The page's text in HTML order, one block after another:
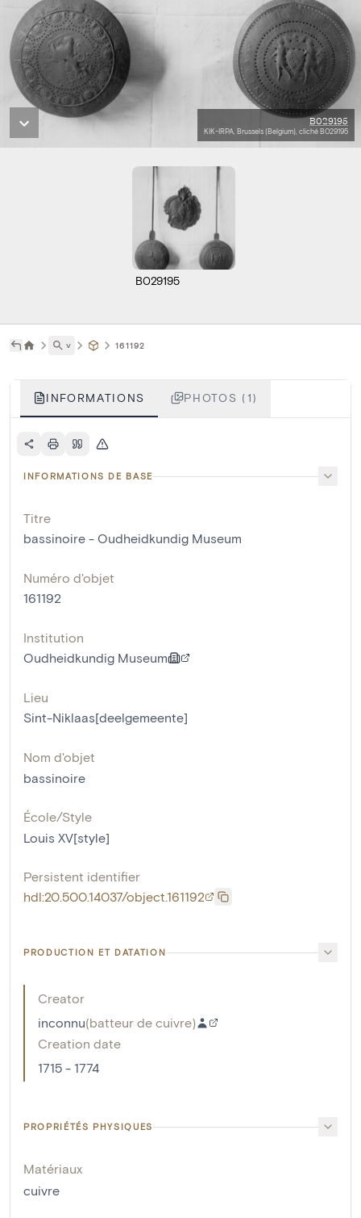
B029195
KIK-IRPA, Brussels (Belgium), cliché B029195
B029195
˅ 161192
INFORMATIONS PHOTOS (1)
INFORMATIONS DE BASE
Titre
bassinoire - Oudheidkundig Museum
Numéro d'objet
161192
Institution
Oudheidkundig Museum
Lieu
Sint-Niklaas[deelgemeente]
Nom d'objet
bassinoire
École/Style
Louis XV[style]
Persistent identifier
hdl:20.500.14037/object.161192
PRODUCTION ET DATATION
Creator
inconnu(batteur de cuivre)
Creation date
1715 - 1774
PROPRIÉTÉS PHYSIQUES
Matériaux
cuivre